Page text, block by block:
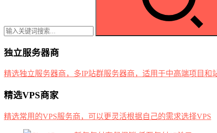
独立服务器商
精选独立服务器商，多IP站群服务器商，适用于中高端项目和
精选VPS商家
精选常用的VPS服务商，可以更灵活根据自己的需求选择VPS